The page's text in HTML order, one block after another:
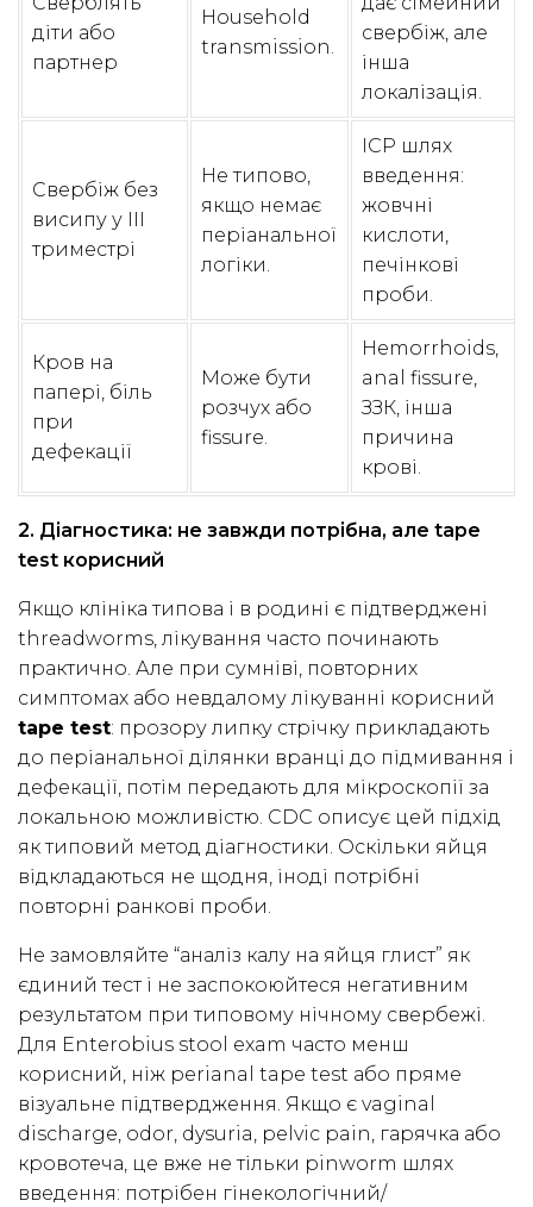
діти або
партнер
Household
transmission.
свербіж, але
інша
локалізація.
Свербіж без
висипу у III
триместрі
Не типово,
якщо немає
періанальної
логіки.
ICP шлях
введення:
жовчні
кислоти,
печінкові
проби.
Кров на
папері, біль
при
дефекації
Може бути
розчух або
fissure.
Hemorrhoids,
anal fissure,
ЗЗК, інша
причина
крові.
2. Діагностика: не завжди потрібна, але tape
test корисний
Якщо клініка типова і в родині є підтверджені
threadworms, лікування часто починають
практично. Але при сумніві, повторних
симптомах або невдалому лікуванні корисний
tape test: прозору липку стрічку прикладають
до періанальної ділянки вранці до підмивання і
дефекації, потім передають для мікроскопії за
локальною можливістю. CDC описує цей підхід
як типовий метод діагностики. Оскільки яйця
відкладаються не щодня, іноді потрібні
повторні ранкові проби.
Не замовляйте “аналіз калу на яйця глист” як
єдиний тест і не заспокоюйтеся негативним
результатом при типовому нічному свербежі.
Для Enterobius stool exam часто менш
корисний, ніж perianal tape test або пряме
візуальне підтвердження. Якщо є vaginal
discharge, odor, dysuria, pelvic pain, гарячка або
кровотеча, це вже не тільки pinworm шлях
введення: потрібен гінекологічний/